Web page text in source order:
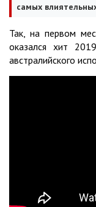
самых
Так, на первом
оказался хит
австралийского